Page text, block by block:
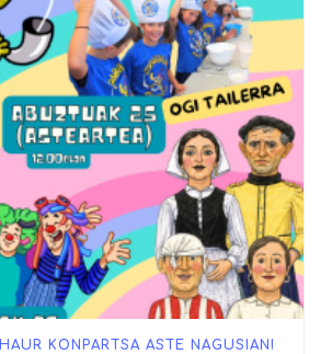
KONPARTSA ASTE NAGUSIAN!